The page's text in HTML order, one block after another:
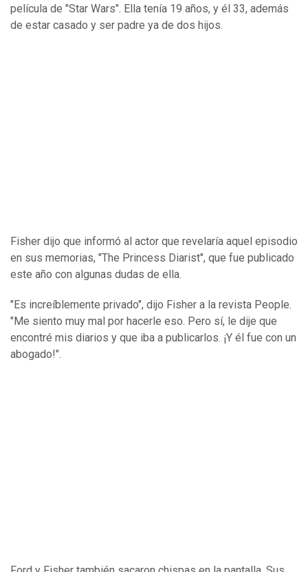
película de "Star Wars". Ella tenía 19 años, y él 33, además
de estar casado y ser padre ya de dos hijos.
Fisher dijo que informó al actor que revelaría aquel episodio
en sus memorias, "The Princess Diarist", que fue publicado
este año con algunas dudas de ella.
"Es increíblemente privado", dijo Fisher a la revista People.
"Me siento muy mal por hacerle eso. Pero sí, le dije que
encontré mis diarios y que iba a publicarlos. ¡Y él fue con un
abogado!".